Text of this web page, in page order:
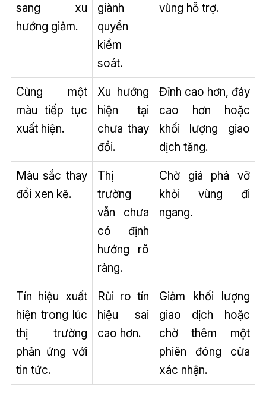
sang xu
hướng giảm.
giành
quyền
kiểm
soát.
vùng hỗ trợ.
Cùng một
màu tiếp tục
xuất hiện.
Xu hướng
hiện tại
chưa thay
đổi.
Đỉnh cao hơn, đáy
cao hơn hoặc
khối lượng giao
dịch tăng.
Màu sắc thay
đổi xen kẽ.
Thị
trường
vẫn chưa
có định
hướng rõ
ràng.
Chờ giá phá vỡ
khỏi vùng đi
ngang.
Tín hiệu xuất
hiện trong lúc
thị trường
phản ứng với
tin tức.
Rủi ro tín
hiệu sai
cao hơn.
Giảm khối lượng
giao dịch hoặc
chờ thêm một
phiên đóng cửa
xác nhận.